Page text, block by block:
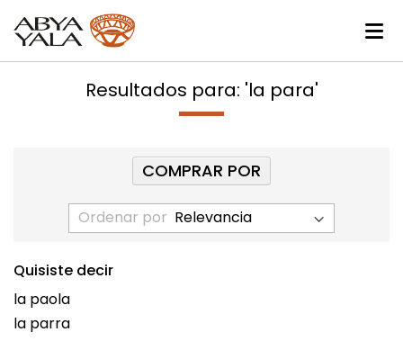
Resultados para: 'la para'
Ordenar por
Quisiste decir
la paola
la parra
COMPRAR POR